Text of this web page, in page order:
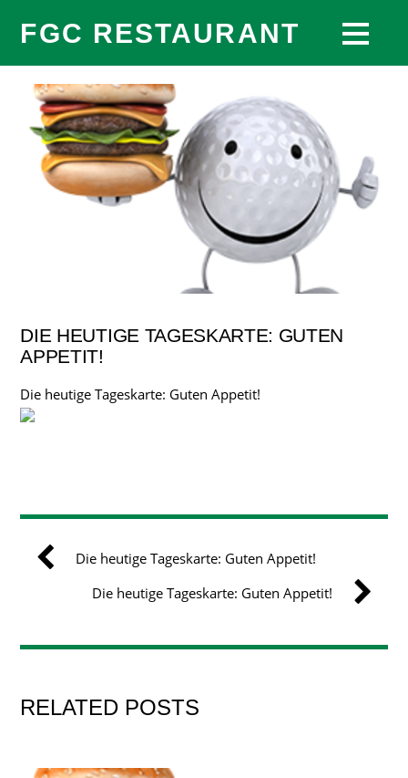
FGC RESTAURANT
DIE HEUTIGE TAGESKARTE: GUTEN
APPETIT!
Die heutige Tageskarte: Guten Appetit!
Die heutige Tageskarte: Guten Appetit!
Die heutige Tageskarte: Guten Appetit!
RELATED POSTS